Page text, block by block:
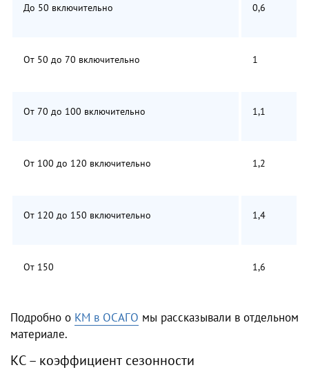
До 50 включительно 0,6
От 50 до 70 включительно 1
От 70 до 100 включительно 1,1
От 100 до 120 включительно 1,2
От 120 до 150 включительно 1,4
От 150 1,6
Подробно о КМ в ОСАГО мы рассказывали в отдельном
материале.
КС – коэффициент сезонности